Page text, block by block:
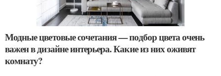
Модные цветовые сочетания — подбор цвета очень
важен в дизайне интерьера. Какие из них оживят
комнату?